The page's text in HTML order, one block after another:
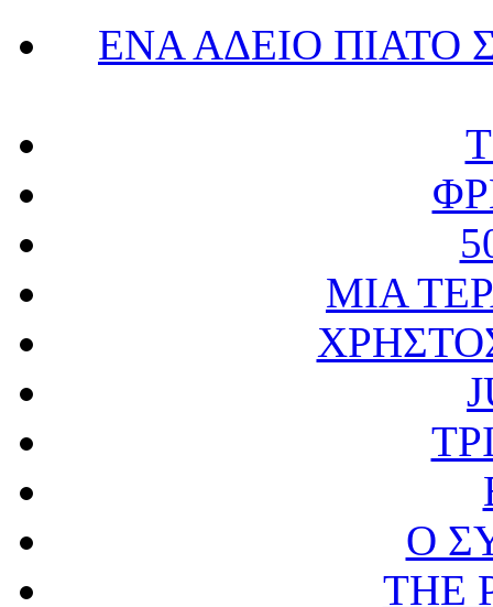
ΕΝΑ ΑΔΕΙΟ ΠΙΑΤΟ
ΜΙΑ
Ο
THE